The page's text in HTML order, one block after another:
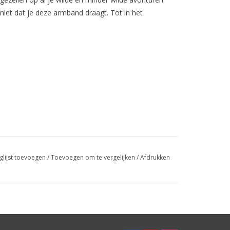
dat je deze armband draagt. Tot in het
toevoegen /Toevoegen om te vergelijken /Afdrukken